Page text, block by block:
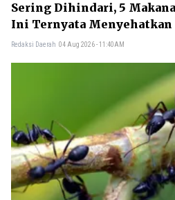
Sering Dihindari, 5
Ini Ternyata Menyehatkan
Redaksi Daerah 04 Aug 2026 - 11:40AM